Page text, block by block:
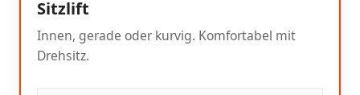
Sitzlift
Innen, gerade oder kurvig. Komfortabel mit
Drehsitz.